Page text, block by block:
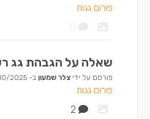
פורום גגות
0
שאלה על הגבהת גג
פורסם על ידי צלר שמעון ב- 2025
פורום גגות
2